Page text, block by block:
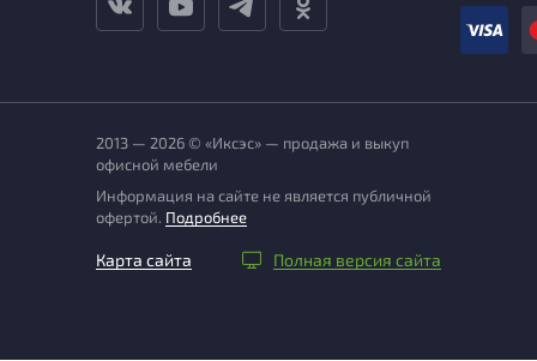
2013 — 2026 © «Иксэс» — продажа и выкуп
офисной мебели
Информация на сайте не является публичной
офертой. Подробнее
Карта сайта Полная версия сайта